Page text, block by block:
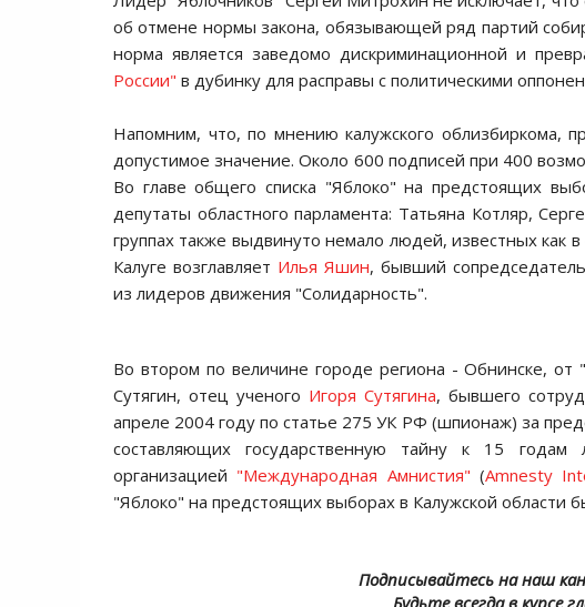
об отмене нормы закона, обязывающей ряд партий
норма является заведомо дискриминационной и
России" в дубинку для расправы с политическими
Напомним, что, по мнению калужского облизбиркома,
допустимое значение. Около 600 подписей при 400
Во главе общего списка "Яблоко" на предстоящих
депутаты областного парламента: Татьяна Котляр,
группах также выдвинуто немало людей, известных как
Калуге возглавляет Илья Яшин, бывший
из лидеров движения "Солидарность".
Во втором по величине городе региона - Обнинске, от
Сутягин, отец ученого Игоря Сутягина, бывшего
апреле 2004 году по статье 275 УК РФ (шпионаж) за
составляющих государственную тайну к 15
организацией "Международная Амнистия" (Amnesty
"Яблоко" на предстоящих выборах в Калужской области
Подписывайтесь на наш
Будьте всегда в курсе